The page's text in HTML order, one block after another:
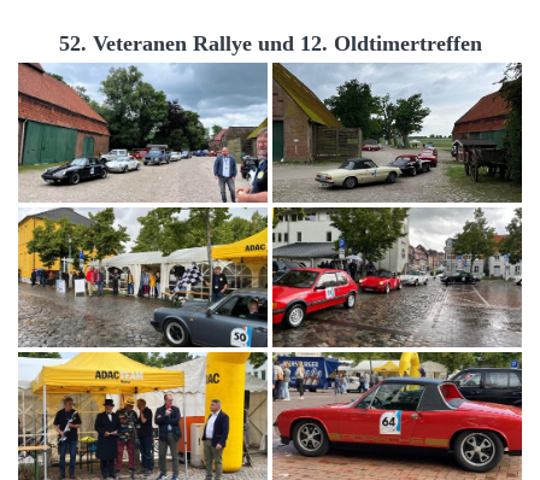
52. Veteranen Rallye und 12. Oldtimertreffen